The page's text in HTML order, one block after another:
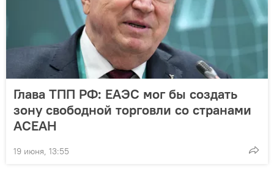
Глава ТПП РФ: ЕАЭС мог бы создать
зону свободной торговли со странами
АСЕАН
19 июня, 13:55